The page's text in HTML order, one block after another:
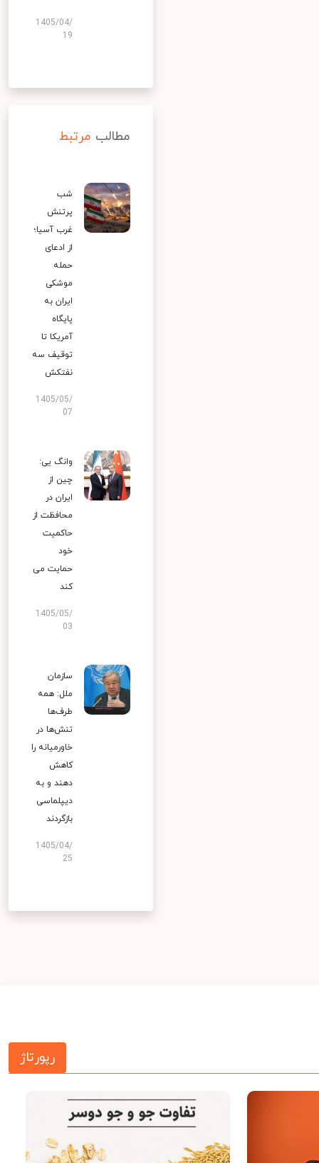
1405/04/
19
مطالب مرتبط
شب
پرتنش
غرب آسیا؛
از ادعای
حمله
موشکی
ایران به
پایگاه
آمریکا تا
توقیف سه
نفتکش
1405/05/
07
وانگ یی:
چین از
ایران در
محافظت از
حاکمیت
خود
حمایت می
کند
1405/05/
03
سازمان
ملل: همه
طرف‌ها
تنش‌ها در
خاورمیانه را
کاهش
دهند و به
دیپلماسی
بازگردند
1405/04/
25
رپورتاژ